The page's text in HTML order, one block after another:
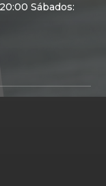
Sábados: